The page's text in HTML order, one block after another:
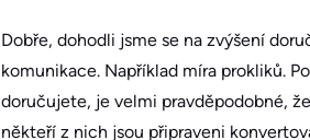
Dobře, dohodli jsme se na zvýšení
komunikace. Například míra prokliků.
doručujete, je velmi pravděpodobné,
někteří z nich jsou připraveni